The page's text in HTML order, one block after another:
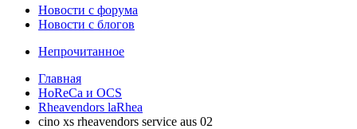
Новости c форума
Новости с блогов
Непрочитанное
Главная
HoReCa и OCS
Rheavendors laRhea
cino xs rheavendors service aus 02